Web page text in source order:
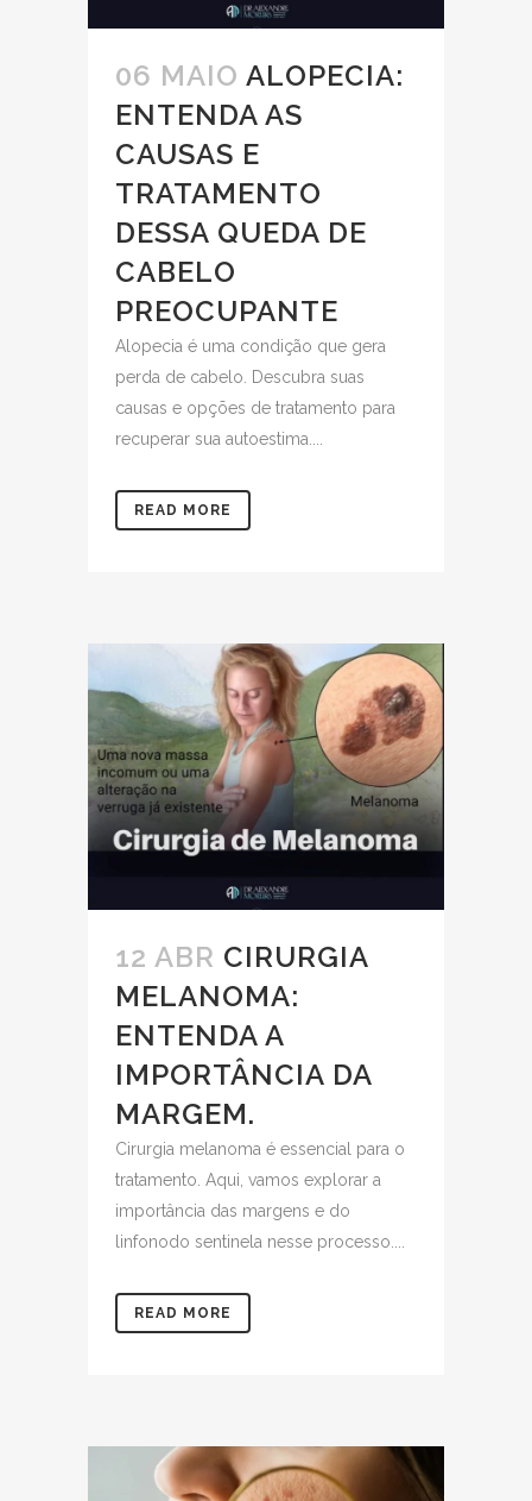
06 MAIO ALOPECIA:
ENTENDA AS
CAUSAS E
TRATAMENTO
DESSA QUEDA DE
CABELO
PREOCUPANTE
Alopecia é uma condição que gera
perda de cabelo. Descubra suas
causas e opções de tratamento para
recuperar sua autoestima....
READ MORE
12 ABR CIRURGIA
MELANOMA:
ENTENDA A
IMPORTÂNCIA DA
MARGEM.
Cirurgia melanoma é essencial para o
tratamento. Aqui, vamos explorar a
importância das margens e do
linfonodo sentinela nesse processo....
READ MORE